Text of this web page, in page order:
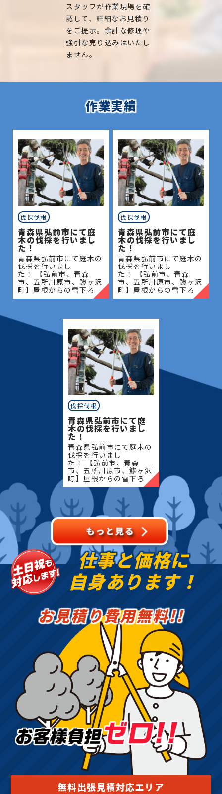
スタッフが作業現場を確
認して、詳細なお見積り
をご提示。余計な修理や
強引な売り込みはいたし
ません。
作業実績
伐採伐根
青森県弘前市にて庭
木の伐採を行いまし
た！
青森県弘前市にて庭木の
伐採を行いまし
た！ 【弘前市、青森
市、五所川原市、鯵ヶ沢
町】屋根からの雪下ろ
し・除雪・排雪などの作
定・草刈りなどのお庭の
こと、造園・
伐採伐根
青森県弘前市にて庭
木の伐採を行いまし
た！
青森県弘前市にて庭木の
伐採を行いまし
た！ 【弘前市、青森
市、五所川原市、鯵ヶ沢
町】屋根からの雪下ろ
し・除雪・排雪などの作
定・草刈りなどのお庭の
こと、造園・
伐採伐根
青森県弘前市にて庭
木の伐採を行いまし
た！
青森県弘前市にて庭木の
伐採を行いまし
た！ 【弘前市、青森
市、五所川原市、鯵ヶ沢
町】屋根からの雪下ろ
し・除雪・排雪などの作
業もお任せください！地
域密着で伐採・抜根・剪
定・草刈りなどのお庭の
こと、造園・
仕事と価格に
自身あります！
お見積り費用無料!!
無料出張見積対応エリア